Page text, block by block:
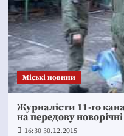
Mіські новини
Журналісти 11-го
на передову
16:30 30.12.2015